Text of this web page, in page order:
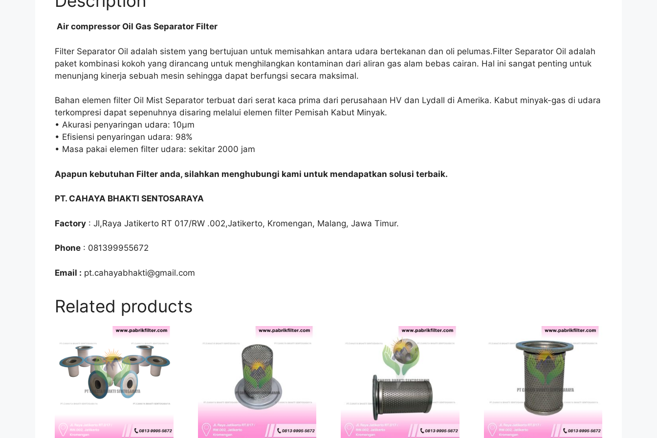
Air compressor Oil Gas Separator Filter
Filter Separator Oil adalah sistem yang bertujuan untuk memisahkan antara udara bertekanan dan oli pelumas.Filter Separator Oil adalah
paket kombinasi kokoh yang dirancang untuk menghilangkan kontaminan dari aliran gas alam bebas cairan. Hal ini sangat penting untuk
menunjang kinerja sebuah mesin sehingga dapat berfungsi secara maksimal.
Bahan elemen filter Oil Mist Separator terbuat dari serat kaca prima dari perusahaan HV dan Lydall di Amerika. Kabut minyak-gas di udara
terkompresi dapat sepenuhnya disaring melalui elemen filter Pemisah Kabut Minyak.
• Akurasi penyaringan udara: 10μm
• Efisiensi penyaringan udara: 98%
• Masa pakai elemen filter udara: sekitar 2000 jam
Apapun kebutuhan Filter anda, silahkan menghubungi kami untuk mendapatkan solusi terbaik.
PT. CAHAYA BHAKTI SENTOSARAYA
Factory : Jl,Raya Jatikerto RT 017/RW .002,Jatikerto, Kromengan, Malang, Jawa Timur.
Phone : 081399955672
Email : pt.cahayabhakti@gmail.com
Related products